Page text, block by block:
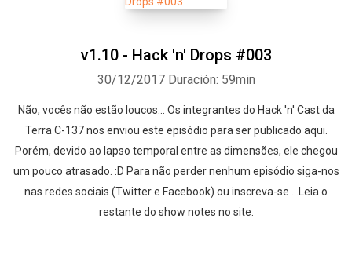
v1.10 - Hack 'n' Drops #003
30/12/2017 Duración: 59min
Não, vocês não estão loucos... Os integrantes do Hack 'n' Cast da
Terra C-137 nos enviou este episódio para ser publicado aqui.
Porém, devido ao lapso temporal entre as dimensões, ele chegou
um pouco atrasado. :D Para não perder nenhum episódio siga-nos
nas redes sociais (Twitter e Facebook) ou inscreva-se ...Leia o
restante do show notes no site.